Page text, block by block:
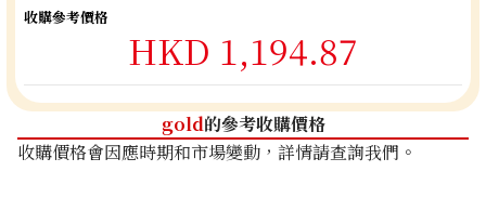
收購參考價格
HKD 1,194.87
gold的參考收購價格
收購價格會因應時期和市場變動，詳情請查詢我們。